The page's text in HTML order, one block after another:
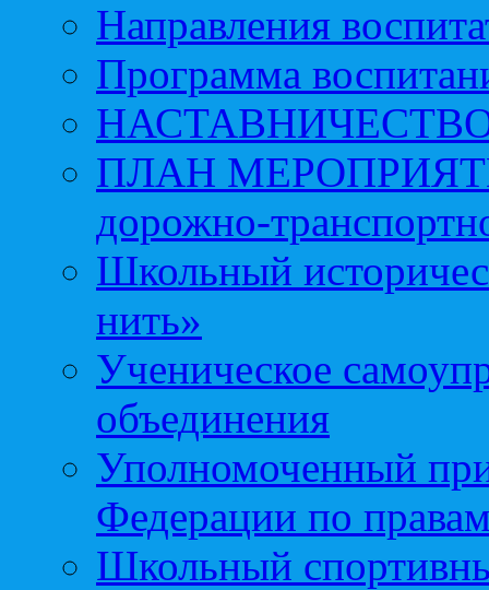
Направления
Программа
ПЛАН МЕРОПРИЯТИЙ
дорожно-
Школьный
нить»
Ученическое
объединения
Уполномоченный
Федерации по
Школьный